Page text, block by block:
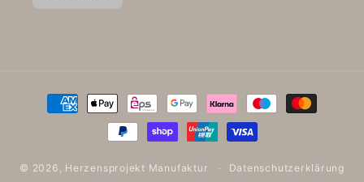
Zahlungsmethoden
© 2026, Herzensprojekt Manufaktur Datenschutzerklärung